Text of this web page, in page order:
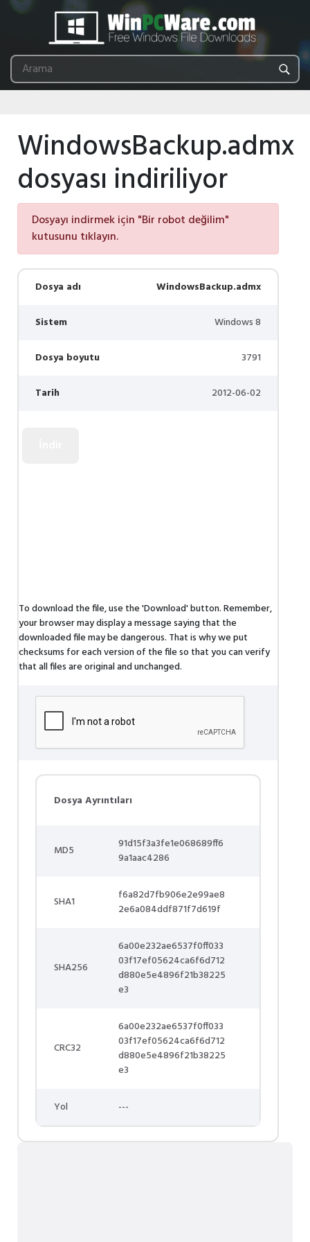
WindowsBackup.admx
dosyası indiriliyor
Dosyayı indirmek için "Bir robot değilim"
kutusunu tıklayın.
Dosya adı WindowsBackup.admx
Sistem Windows 8
Dosya boyutu 3791
Tarih 2012-06-02
To download the file, use the 'Download' button. Remember,
your browser may display a message saying that the
downloaded file may be dangerous. That is why we put
checksums for each version of the file so that you can verify
that all files are original and unchanged.
Dosya Ayrıntıları
MD5
91d15f3a3fe1e068689ff6
9a1aac4286
SHA1
f6a82d7fb906e2e99ae8
2e6a084ddf871f7d619f
SHA256
6a00e232ae6537f0ff033
03f17ef05624ca6f6d712
d880e5e4896f21b38225
e3
CRC32
6a00e232ae6537f0ff033
03f17ef05624ca6f6d712
d880e5e4896f21b38225
e3
Yol ---